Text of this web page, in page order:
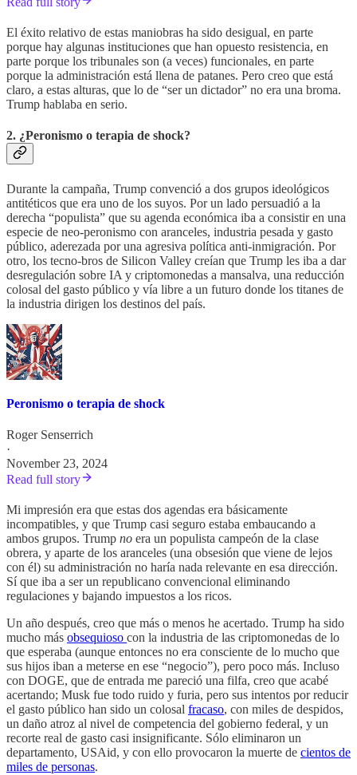
El éxito relativo de estas maniobras ha sido desigual, en parte
porque hay algunas instituciones que han opuesto resistencia, en
parte porque los tribunales son (a veces) funcionales, en parte
porque la administración está llena de patanes. Pero creo que está
claro, a estas alturas, que lo de “ser un dictador” no era una broma.
Trump hablaba en serio.
2. ¿Peronismo o terapia de shock?
Durante la campaña, Trump convenció a dos grupos ideológicos
antitéticos que era uno de los suyos. Por un lado persuadió a la
derecha “populista” que su agenda económica iba a consistir en una
especie de neo-peronismo con aranceles, industria pesada y gasto
público, aderezada por una agresiva política anti-inmigración. Por
otro, los tecno-bros de Silicon Valley creían que Trump les iba a dar
desregulación sobre IA y criptomonedas a mansalva, una reducción
colosal del gasto público y vía libre a un futuro donde los titanes de
la industria dirigen los destinos del país.
Peronismo o terapia de shock
Roger Senserrich
·
November 23, 2024
Read full story
Mi impresión era que estas dos agendas era básicamente
incompatibles, y que Trump casi seguro estaba embaucando a
ambos grupos. Trump no era un populista campeón de la clase
obrera, y aparte de los aranceles (una obsesión que viene de lejos
con él) su administración no haría nada relevante en esa dirección.
Sí que iba a ser un republicano convencional eliminando
regulaciones y bajando impuestos a los ricos.
Un año después, creo que más o menos he acertado. Trump ha sido
mucho más obsequioso con la industria de las criptomonedas de lo
que esperaba (aunque entonces no era consciente de lo mucho que
sus hijos iban a meterse en ese “negocio”), pero poco más. Incluso
con DOGE, que de entrada me pareció una filfa, creo que acabé
acertando; Musk fue todo ruido y furia, pero sus intentos por reducir
el gasto público han sido un colosal fracaso, con miles de despidos,
un daño atroz al nivel de competencia del gobierno federal, y un
recorte real de gasto casi insignificante. Sólo eliminaron un
departamento, USAid, y con ello provocaron la muerte de cientos de
miles de personas.